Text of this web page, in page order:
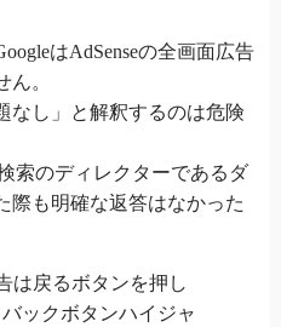
はAdSenseの全画面広告
。
なし」と解釈するのは危険
索のディレクターであるダ
際も明確な返答はなかった
は戻るボタンを押し
ックボタンハイジャ